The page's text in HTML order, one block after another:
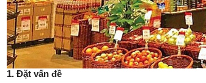
1. Đặt vấn đề